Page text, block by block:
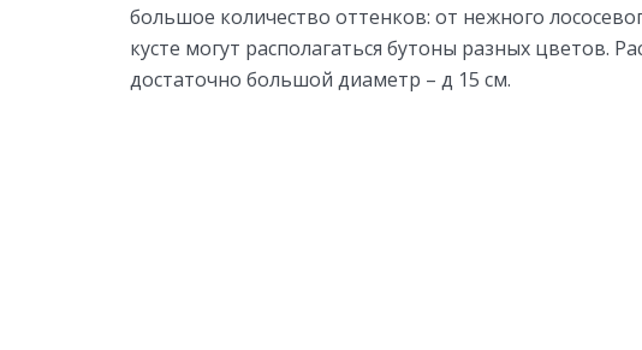
большое количество оттенков: от нежного
кусте могут располагаться бутоны разных цветов.
достаточно большой диаметр – д 15 см.